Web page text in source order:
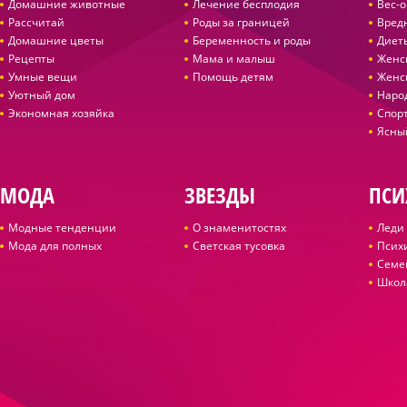
Домашние животные
Рассчитай
Домашние цветы
Рецепты
Умные вещи
Уютный дом
Экономная хозяйка
Лечение бесплодия
Роды за границей
Беременность и роды
Мама и малыш
Помощь детям
Вес-
МОДА
Модные тенденции
Мода для полных
ЗВЕЗДЫ
О знаменитостях
Светская тусовка
Леди